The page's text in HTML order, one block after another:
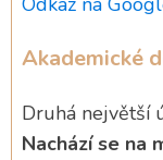
Akademické
Druhá největší
Nachází se na